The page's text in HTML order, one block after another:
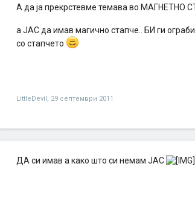
А да ја прекрстевме темава во МАГНЕТНО
а ЈАС да имав магично стапче.. БИ ги
со стапчето
LittleDevil, 29 септември 2011
ДА си имав а како што си немам JAС